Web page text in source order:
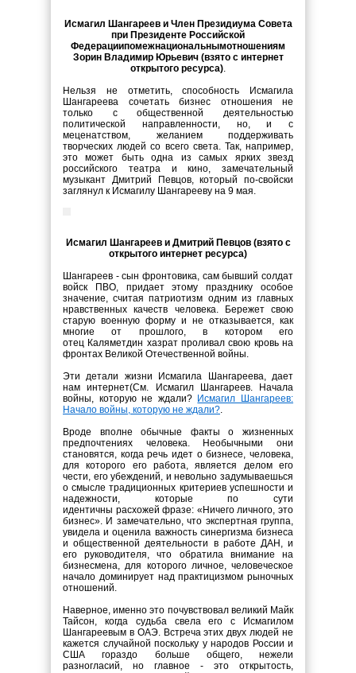
Исмагил Шангареев и Член Президиума Совета
при Президенте Российской
Федерациипомежнациональнымотношениям
Зорин Владимир Юрьевич (взято с интернет
открытого ресурса).
Нельзя не отметить, способность Исмагила
Шангареева сочетать бизнес отношения не
только с общественной деятельностью
политической направленности, но, и с
меценатством, желанием поддерживать
творческих людей со всего света. Так, например,
это может быть одна из самых ярких звезд
российского театра и кино, замечательный
музыкант Дмитрий Певцов, который по-свойски
заглянул к Исмагилу Шангарееву на 9 мая.
Исмагил Шангареев и Дмитрий Певцов (взято с
открытого интернет ресурса)
Шангареев - сын фронтовика, сам бывший солдат
войск ПВО, придает этому празднику особое
значение, считая патриотизм одним из главных
нравственных качеств человека. Бережет свою
старую военную форму и не отказывается, как
многие от прошлого, в котором его
отец Каляметдин хазрат проливал свою кровь на
фронтах Великой Отечественной войны.
Эти детали жизни Исмагила Шангареева, дает
нам интернет(См. Исмагил Шангареев. Начала
войны, которую не ждали? Исмагил Шангареев:
Начало войны, которую не ждали?.
Вроде вполне обычные факты о жизненных
предпочтениях человека. Необычными они
становятся, когда речь идет о бизнесе, человека,
для которого его работа, является делом его
чести, его убеждений, и невольно задумываешься
о смысле традиционных критериев успешности и
надежности, которые по сути
идентичны расхожей фразе: «Ничего личного, это
бизнес». И замечательно, что экспертная группа,
увидела и оценила важность синергизма бизнеса
и общественной деятельности в работе ДАН, и
его руководителя, что обратила внимание на
бизнесмена, для которого личное, человеческое
начало доминирует над практицизмом рыночных
отношений.
Наверное, именно это почувствовал великий Майк
Тайсон, когда судьба свела его с Исмагилом
Шангареевым в ОАЭ. Встреча этих двух людей не
кажется случайной поскольку у народов России и
США гораздо больше общего, нежели
разногласий, но главное - это открытость,